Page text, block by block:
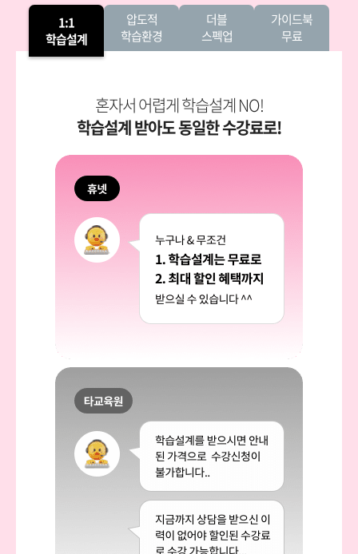
1:1
학습설계
압도적
학습환경
더블
스펙업
가이드북
무료
혼자서 어렵게 학습설계 NO!
학습설계 받아도 동일한 수강료로!